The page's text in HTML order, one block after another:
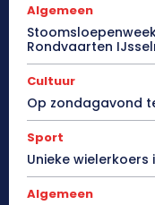
Algemeen
Rondvaarten
Cultuur
Op zondagavond
Sport
Unieke wielerkoers
Algemeen